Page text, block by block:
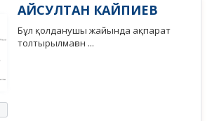
АЙСУЛТАН КАЙПИЕВ
Бұл қолданушы жайында ақпарат
толтырылмаған ...